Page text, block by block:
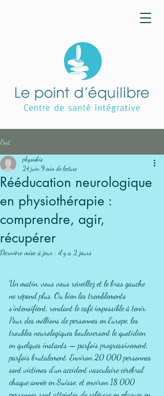
Post
Rééducation neurologique
en physiothérapie :
comprendre, agir,
récupérer
physiobio
24 juin 9 min de lecture
Dernière mise à jour : il y a 2 jours
Un matin, vous vous réveillez et le bras gauche
ne répond plus. Ou bien les tremblements
s'intensifient, rendant le café impossible à tenir.
Pour des millions de personnes en Europe, les
troubles neurologiques bouleversent le quotidien
en quelques instants — parfois progressivement,
parfois brutalement. Environ 20 000 personnes
sont victimes d'un accident vasculaire cérébral
chaque année en Suisse, et environ 18 000